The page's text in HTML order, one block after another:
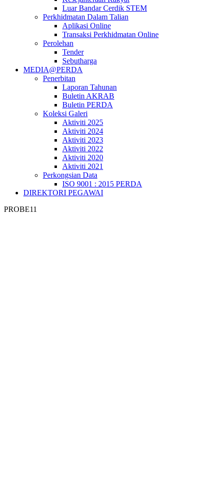
Luar Bandar Cerdik STEM
Perkhidmatan Dalam Talian
Aplikasi Online
Transaksi Perkhidmatan Online
Perolehan
Tender
Sebutharga
MEDIA@PERDA
Penerbitan
Laporan Tahunan
Buletin AKRAB
Buletin PERDA
Koleksi Galeri
Aktiviti 2025
Aktiviti 2024
Aktiviti 2023
Aktiviti 2022
Aktiviti 2020
Aktiviti 2021
Perkongsian Data
ISO 9001 : 2015 PERDA
DIREKTORI PEGAWAI